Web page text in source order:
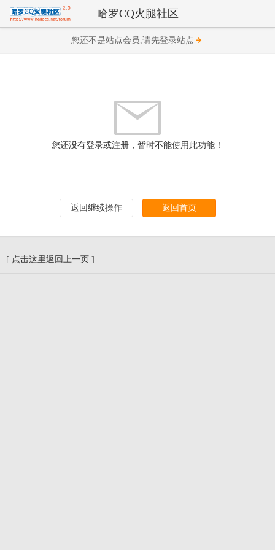
哈罗CQ火腿社区
您还不是站点会员,请先登录站点
您还没有登录或注册，暂时不能使用此功能！
返回继续操作 返回首页
[ 点击这里返回上一页 ]